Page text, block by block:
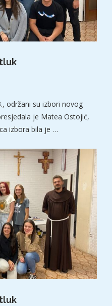
održani su izbori novog
je Matea Ostojić,
izbora bila je …